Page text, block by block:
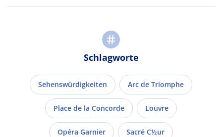
Schlagworte
Sehenswürdigkeiten Arc de Triomphe
Place de la Concorde Louvre
Opéra Garnier Sacré C½ur